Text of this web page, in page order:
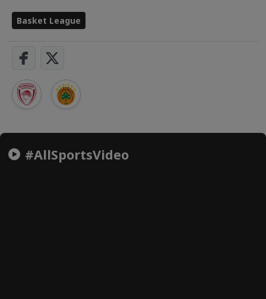
Basket League
#AllSportsVideo